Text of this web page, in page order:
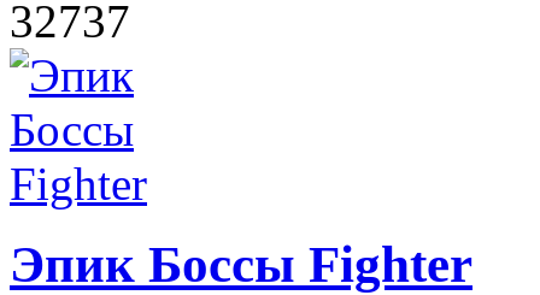
32737
Эпик Боссы Fighter